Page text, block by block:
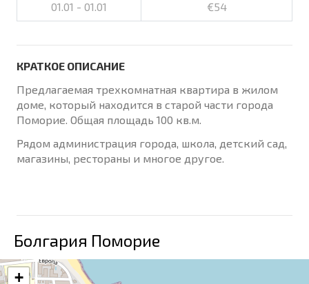
01.01 - 01.01 €54
КРАТКОЕ ОПИСАНИЕ
Предлагаемая трехкомнатная квартира в жилом
доме, который находится в старой части города
Поморие. Общая площадь 100 кв.м.
Рядом администрация города, школа, детский сад,
магазины, рестораны и многое другое.
Болгария Поморие
+